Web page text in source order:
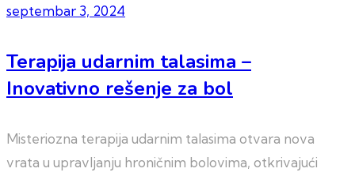
septembar 3, 2024
Terapija udarnim talasima –
Inovativno rešenje za bol
Misteriozna terapija udarnim talasima otvara nova
vrata u upravljanju hroničnim bolovima, otkrivajući